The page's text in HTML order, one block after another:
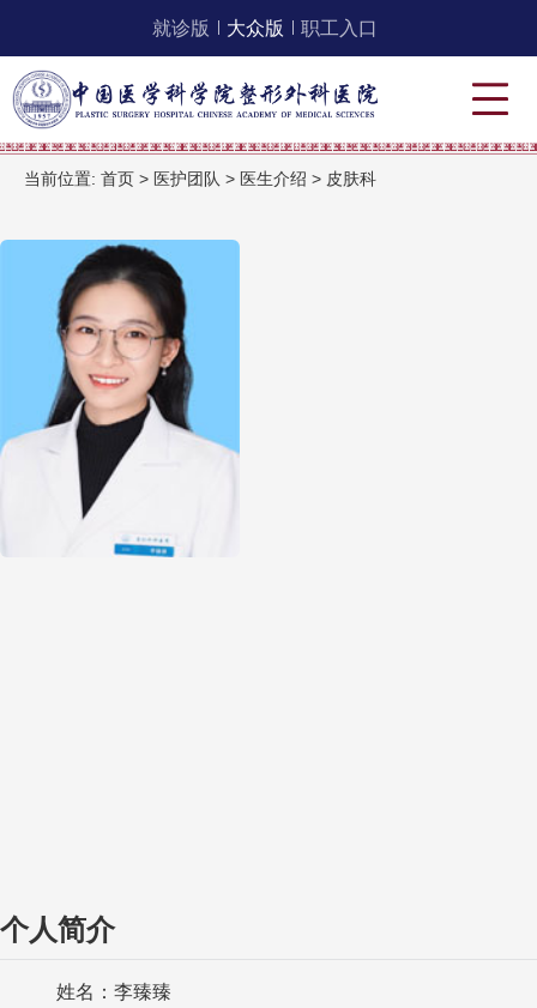
就诊版 大众版 职工入口
当前位置: 首页 > 医护团队 > 医生介绍 > 皮肤科
个人简介
姓名：李臻臻